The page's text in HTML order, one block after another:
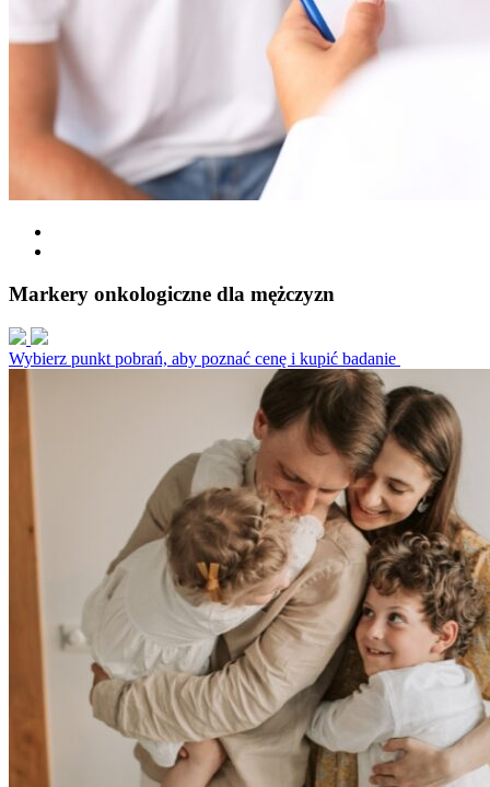
Markery onkologiczne dla mężczyzn
Wybierz punkt pobrań, aby poznać cenę i kupić badanie